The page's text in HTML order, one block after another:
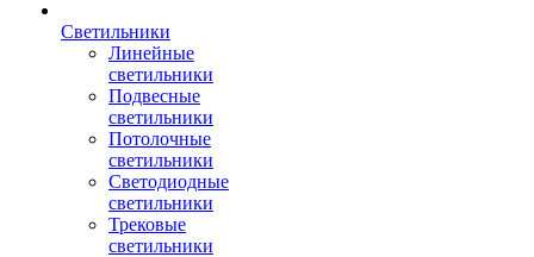
Светильники
Линейные
светильники
Подвесные
светильники
Потолочные
светильники
Светодиодные
светильники
Трековые
светильники